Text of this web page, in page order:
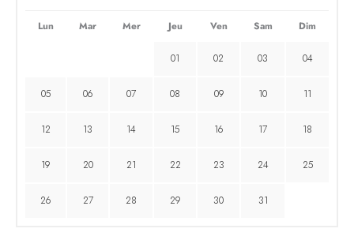
Lun Mar Mer Jeu Ven Sam Dim
01 02 03 04
05 06 07 08 09 10 11
12 13 14 15 16 17 18
19 20 21 22 23 24 25
26 27 28 29 30 31